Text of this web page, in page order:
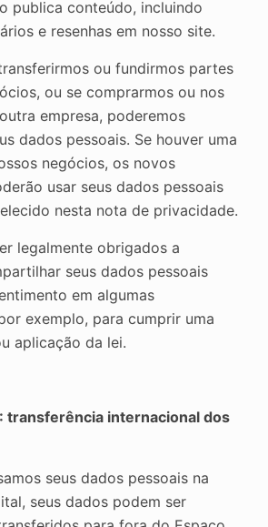
publica conteúdo, incluindo
e resenhas em nosso site.
ou fundirmos partes
ou se comprarmos ou nos
empresa, poderemos
dados pessoais. Se houver uma
negócios, os novos
usar seus dados pessoais
nesta nota de privacidade.
legalmente obrigados a
seus dados pessoais
em algumas
exemplo, para cumprir uma
aplicação da lei.
transferência internacional dos
seus dados pessoais na
seus dados podem ser